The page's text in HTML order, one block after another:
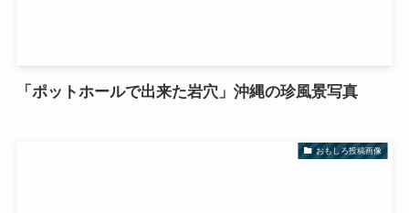
「ポットホールで出来た岩穴」沖縄の珍風景写真
おもしろ投稿画像